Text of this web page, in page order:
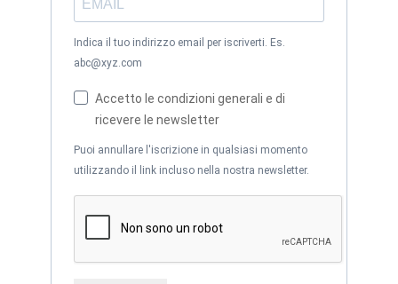
Indica il tuo indirizzo email per iscriverti. Es.
abc@xyz.com
Accetto le condizioni generali e di
ricevere le newsletter
Puoi annullare l'iscrizione in qualsiasi momento
utilizzando il link incluso nella nostra newsletter.